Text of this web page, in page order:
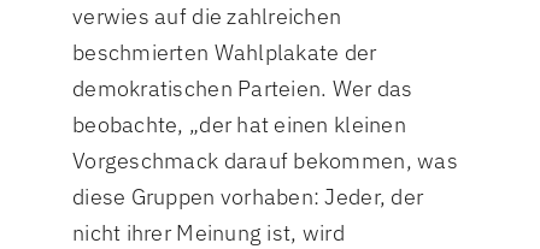
verwies auf die zahlreichen
beschmierten Wahlplakate der
demokratischen Parteien. Wer das
beobachte, „der hat einen kleinen
Vorgeschmack darauf bekommen, was
diese Gruppen vorhaben: Jeder, der
nicht ihrer Meinung ist, wird